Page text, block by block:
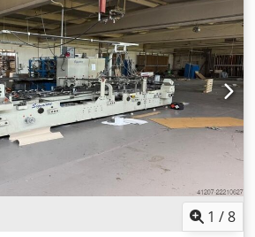
der kontrollerer arkene for let
registrering. Under produktion har
over arkene til yderligere montage
Presvalser Materialet
i maskinens afslutning for
Registration Registreringen
ved hjælp af kombination af
Operatøren anvender
i stationen.
præcision og energieffektivitet og
små og store produktionsserier.
og limning af poser – ZBX-
• Vægt: 12.000 kg •
effektforbrug 12 kW • Arkbredde:
af de indstillede faner)
• Arklængde: 400 – 600 mm •
mm • Papirvægt: 80 – 210 g/m²
Automatisk arkfremføring til
hvilket effektiviserer og fremskynder
smøring af slæden – sikrer jævn
– præcis formning af poser i
1 /8